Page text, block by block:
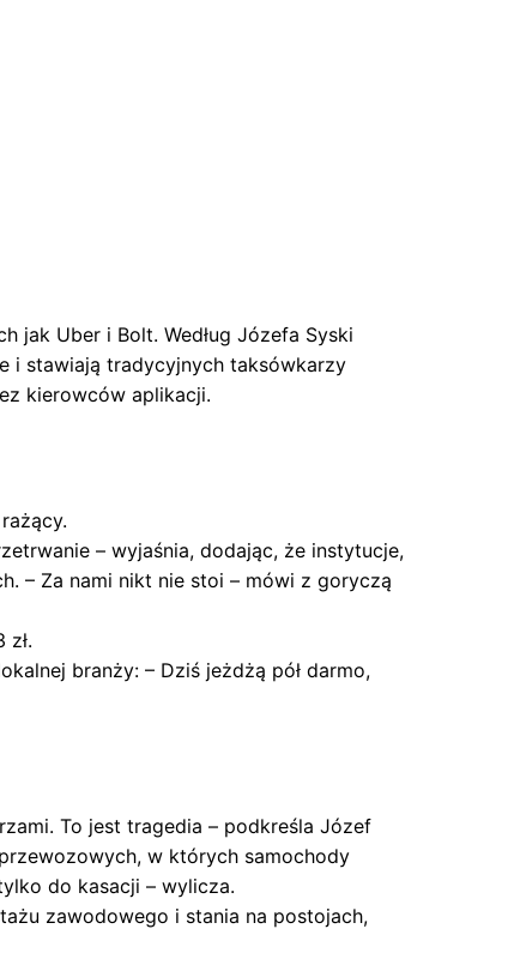
jak Uber i Bolt. Według Józefa Syski
i stawiają tradycyjnych taksówkarzy
kierowców aplikacji.
– wyjaśnia, dodając, że instytucje,
– Za nami nikt nie stoi – mówi z goryczą
branży: – Dziś jeżdżą pół darmo,
To jest tragedia – podkreśla Józef
w których samochody
do kasacji – wylicza.
zawodowego i stania na postojach,